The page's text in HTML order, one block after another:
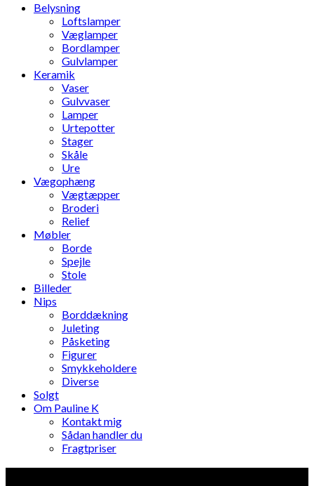
Belysning
Loftslamper
Væglamper
Bordlamper
Gulvlamper
Keramik
Vaser
Gulvvaser
Lamper
Urtepotter
Stager
Skåle
Ure
Vægophæng
Vægtæpper
Broderi
Relief
Møbler
Borde
Spejle
Stole
Billeder
Nips
Borddækning
Juleting
Påsketing
Figurer
Smykkeholdere
Diverse
Solgt
Om Pauline K
Kontakt mig
Sådan handler du
Fragtpriser